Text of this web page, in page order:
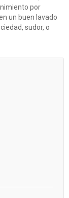
por
un buen lavado
sudor, o